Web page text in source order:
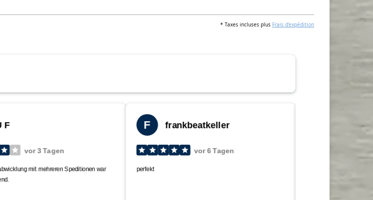
* Taxes incluses plus Frais d'expédition